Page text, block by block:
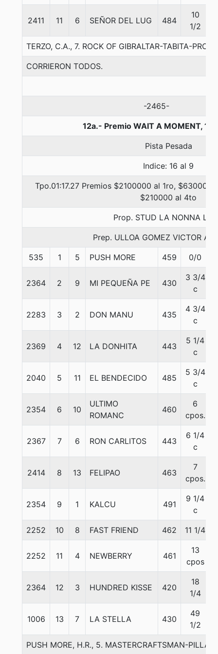
2411 11 6 SEÑOR DEL LUG 484
10
1/2
TERZO, C.A., 7. ROCK OF GIBRALTAR-TABITA-
CORRIERON TODOS.
-2465-
12a.- Premio WAIT A MOMENT,
Pista Pesada
Indice: 16 al 9
Tpo.01:17.27 Premios $2100000 al 1ro,
$210000 al 4to
Prop. STUD LA NONNA
Prep. ULLOA GOMEZ VICTOR
535 1 5 PUSH MORE 459 0/0
2364 2 9 MI PEQUEÑA PE 430
3 3/4
c
2283 3 2 DON MANU 435
4 3/4
c
2369 4 12 LA DONHITA 443
5 1/4
c
2040 5 11 EL BENDECIDO 485
5 3/4
c
2354 6 10
ULTIMO
ROMANC
460
6
cpos.
2367 7 6 RON CARLITOS 443
6 1/4
c
2414 8 13 FELIPAO 463
7
cpos.
2354 9 1 KALCU 491
9 1/4
c
2252 10 8 FAST FRIEND 462 11 1/4
2252 11 4 NEWBERRY 461
13
cpos
2364 12 3 HUNDRED KISSE 420
18
1/4
1006 13 7 LA STELLA 430
49
1/2
PUSH MORE, H.R., 5. MASTERCRAFTSMAN-